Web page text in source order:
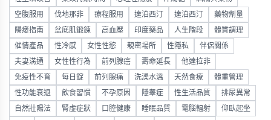
空腹服用 伐地那非 療程服用 達泊西汀 達泊西汀 藥物劑量
陽痿指南 盆底肌鍛鍊 高血壓 印度藥品 人生階段 體質調理
催情產品 性冷感 女性性慾 親密場所 性隱私 伴侶關係
夫妻溝通 女性性行為 前列腺癌 壽命延長 他達拉非
免疫性不育 每日錠 前列腺痛 洗澡水溫 天然食療 體重管理
性功能衰退 飲食習慣 不孕原因 隱睾症 性生活品質 排尿異常
自然壯陽法 腎虛症狀 口腔健康 睡眠品質 電腦輻射 仰臥起坐